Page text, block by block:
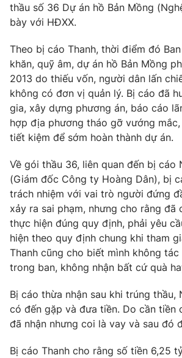
® Cấm sao chép dưới mọi hình thức nếu
thông tin từ website này.
thầu số 36 Dự án hồ Bản Mồng
bày với HĐXX.
Theo bị cáo Thanh, thời điểm đó
khăn, quỹ âm, dự án hồ Bản Mồng
2013 do thiếu vốn, người dân lấn
không có đơn vị quản lý. Bị cáo đã
gia, xây dựng phương án, báo cáo
hợp địa phương tháo gỡ vướng
tiết kiệm để sớm hoàn thành dự án.
Về gói thầu 36, liên quan đến bị cáo
(Giám đốc Công ty Hoàng Dân), bị
trách nhiệm với vai trò người đứng
xảy ra sai phạm, nhưng cho rằng đã
thực hiện đúng quy định, phải yêu
hiện theo quy định chung khi tham
Thanh cũng cho biết mình không
trong ban, không nhận bất cứ quà
Bị cáo thừa nhận sau khi trúng thầu,
có đến gặp và đưa tiền. Do cần tiền
đã nhận nhưng coi là vay và sau đó
Bị cáo Thanh cho rằng số tiền 6,25